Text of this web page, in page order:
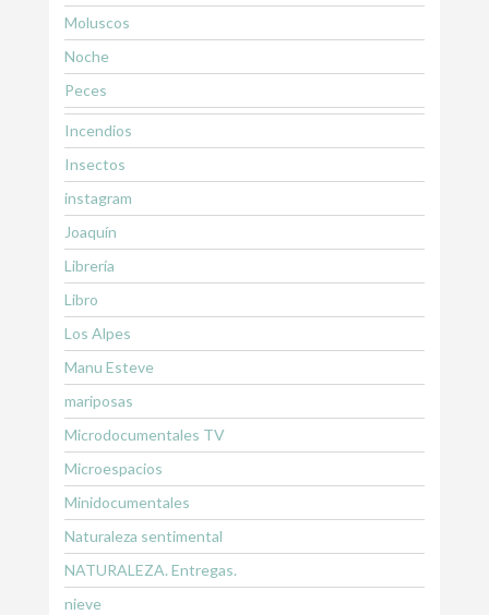
Moluscos
Noche
Peces
Incendios
Insectos
instagram
Joaquín
Librería
Libro
Los Alpes
Manu Esteve
mariposas
Microdocumentales TV
Microespacios
Minidocumentales
Naturaleza sentimental
NATURALEZA. Entregas.
nieve